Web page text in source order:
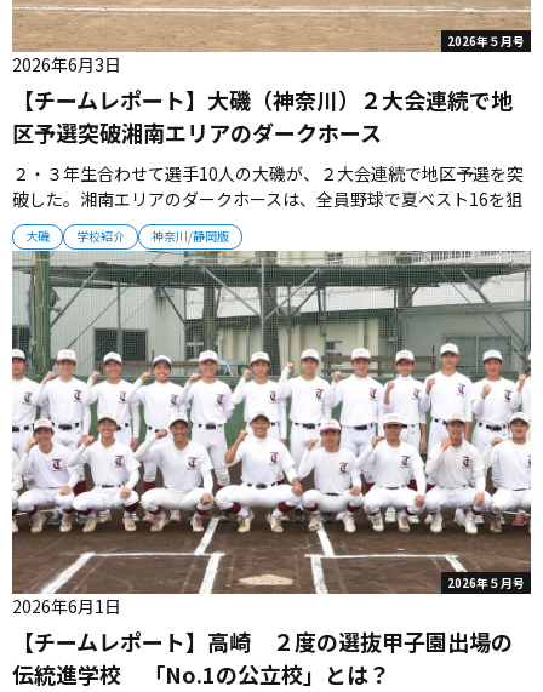
2026年５月号
大磯 学校紹介 神奈川/静岡版
【チームレポート】大磯（神奈川）２大会連続で地
区予選突破湘南エリアのダークホース
2026年6月3日
２・３年生合わせて選手10人の大磯が、２大会連続で地区予選を突
破した。湘南エリアのダークホースは、全員野球で夏ベスト16を狙
っていく。 ■２・３年生合わせて10人の戦い グラウンドには手作
りの懸垂棒や打撃ケージ施設が並び、選手たちが黙々とローテーシ
ョンメニューをこなしている。 「磯高（いそこう）」の略称で親し
まれてい...
2026年５月号
【チームレポート】高崎 ２度の選抜甲子園出場の
伝統進学校 「No.1の公立校」とは？
2026年6月1日